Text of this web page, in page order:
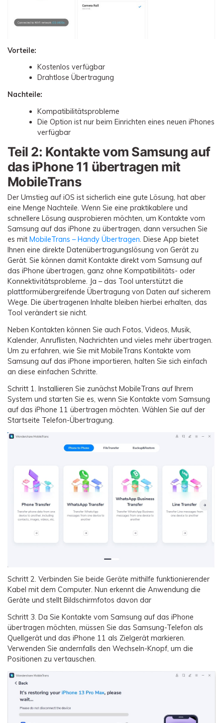
Vorteile:
Kostenlos verfügbar
Drahtlose Übertragung
Nachteile:
Kompatibilitätsprobleme
Die Option ist nur beim Einrichten eines neuen iPhones
verfügbar
Teil 2: Kontakte vom Samsung auf
das iPhone 11 übertragen mit
MobileTrans
Der Umstieg auf iOS ist sicherlich eine gute Lösung, hat aber
eine Menge Nachteile. Wenn Sie eine praktikablere und
schnellere Lösung ausprobieren möchten, um Kontakte vom
Samsung auf das iPhone zu übertragen, dann versuchen Sie
es mit MobileTrans – Handy Übertragen. Diese App bietet
Ihnen eine direkte Datenübertragungslösung von Gerät zu
Gerät. Sie können damit Kontakte direkt vom Samsung auf
das iPhone übertragen, ganz ohne Kompatibilitäts- oder
Konnektivitätsprobleme. Ja – das Tool unterstützt die
plattformübergreifende Übertragung von Daten auf sicherem
Wege. Die übertragenen Inhalte bleiben hierbei erhalten, das
Tool verändert sie nicht.
Neben Kontakten können Sie auch Fotos, Videos, Musik,
Kalender, Anruflisten, Nachrichten und vieles mehr übertragen.
Um zu erfahren, wie Sie mit MobileTrans Kontakte vom
Samsung auf das iPhone importieren, halten Sie sich einfach
an diese einfachen Schritte.
Schritt 1. Installieren Sie zunächst MobileTrans auf Ihrem
System und starten Sie es, wenn Sie Kontakte vom Samsung
auf das iPhone 11 übertragen möchten. Wählen Sie auf der
Startseite Telefon-Übertragung.
Schritt 2. Verbinden Sie beide Geräte mithilfe funktionierender
Kabel mit dem Computer. Nun erkennt die Anwendung die
Geräte und stellt Bildschirmfotos davon dar
Schritt 3. Da Sie Kontakte vom Samsung auf das iPhone
übertragen möchten, müssen Sie das Samsung-Telefon als
Quellgerät und das iPhone 11 als Zielgerät markieren.
Verwenden Sie andernfalls den Wechseln-Knopf, um die
Positionen zu vertauschen.